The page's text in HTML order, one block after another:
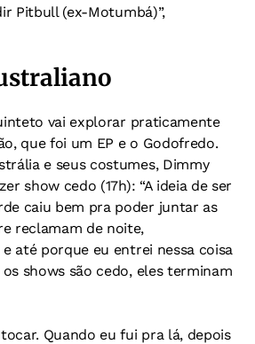
Pitbull (ex-Motumbá)”,
vai explorar praticamente
que foi um EP e o Godofredo.
e seus costumes, Dimmy
show cedo (17h): “A ideia de ser
caiu bem pra poder juntar as
reclamam de noite,
até porque eu entrei nessa coisa
shows são cedo, eles terminam
Quando eu fui pra lá, depois